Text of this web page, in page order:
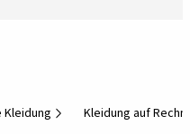
Kleidung Kleidung auf